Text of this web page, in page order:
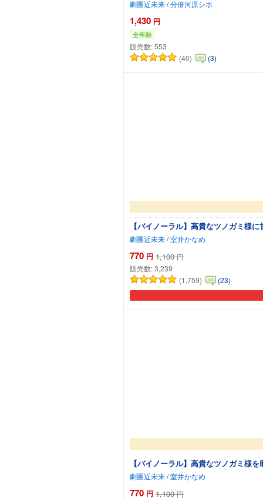
劇團近未来/分倍河原シホ
1,430 円
全年齢
販売数:553
(40)
(3)
【バイノーラル】高貴なツノガミ様
劇團近未来/室井かなめ
770 円 1,100 円
販売数:3,239
(1,759)
(23)
【バイノーラル】高貴なツノガミ様
劇團近未来/室井かなめ
770 円 1,100 円